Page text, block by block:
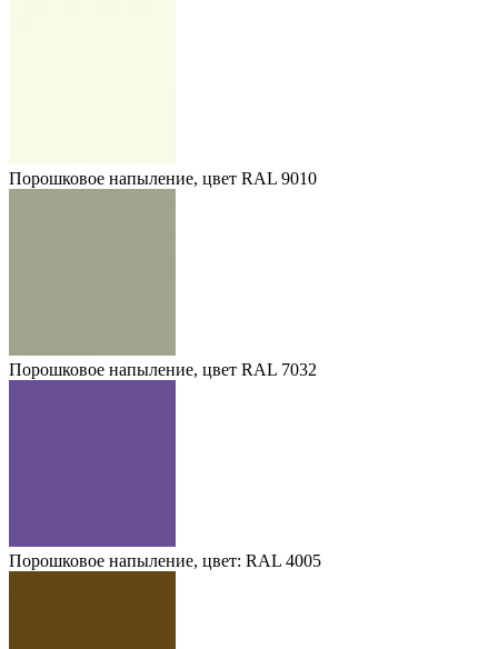
Порошковое напыление, цвет RAL 9010
Порошковое напыление, цвет RAL 7032
Порошковое напыление, цвет: RAL 4005